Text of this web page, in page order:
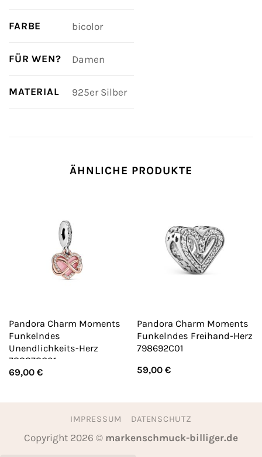
FARBE bicolor
FÜR WEN? Damen
MATERIAL 925er Silber
ÄHNLICHE PRODUKTE
Pandora Charm Moments
Funkelndes
Unendlichkeits-Herz
788878C01
69,00 €
Pandora Charm Moments
Funkelndes Freihand-Herz
798692C01
59,00 €
IMPRESSUM DATENSCHUTZ
Copyright 2026 © markenschmuck-billiger.de